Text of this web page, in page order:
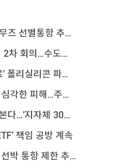
별통항 추진에 하락
…수도권 공급대책 ...
리콘 파생상품에 ...
해…주택 수백채 파괴
자체 30％ 매칭' ...
책임 공방 계속
항 제한 추진에 상승